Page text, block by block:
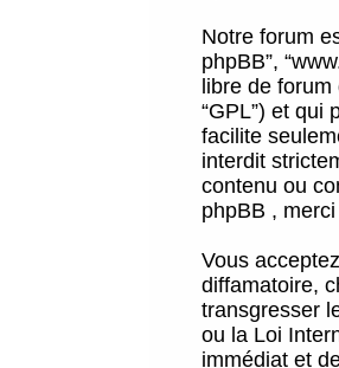
Notre forum
phpBB”,
libre de
“GPL”) et qui
facilite
interdit
contenu ou
phpBB ,
Vous
diffamatoire,
transgresser
ou la Loi
immédiat et